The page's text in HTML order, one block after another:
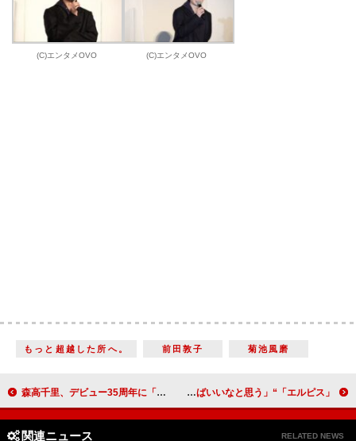
(C)エンタメOVO (C)エンタメOVO
もっと超越した所へ。 前田敦子 菊池風磨
森高千里、デビュー35周年に「今でも、好きな歌を歌えていることって奇跡」 「最近ではホットヨガに行っている」 「エルピス」“恵那”長澤まさみが心情を吐露 「このドラマをきっかけに報道が何か変わればいいなと思う」
関連ニュース RELATED NEWS